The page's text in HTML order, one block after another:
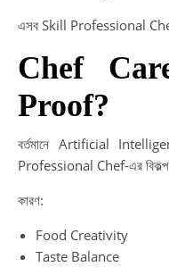
এসব Skill Professional Chef
Chef
Proof?
বর্তমানে Artificial
Professional Chef-এর বিকল্প
কারণ:
Food Creativity
Taste Balance